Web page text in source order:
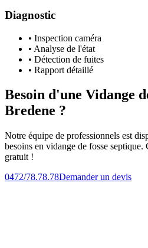
Diagnostic
• Inspection caméra
• Analyse de l'état
• Détection de fuites
• Rapport détaillé
Besoin d'une Vidange
Bredene ?
Notre équipe de professionnels est
besoins en vidange de fosse
gratuit !
0472/78.78.78Demander un devis